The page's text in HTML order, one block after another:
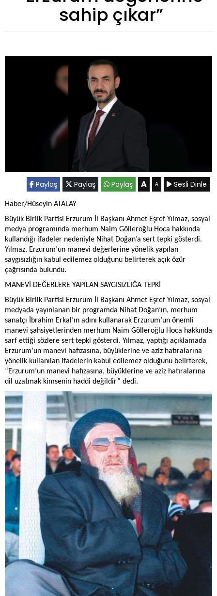
sahip çıkar”
Paylaş Paylaş Paylaş A A Sesli Dinle
Haber/Hüseyin ATALAY
Büyük Birlik Partisi Erzurum İl Başkanı Ahmet Eşref Yılmaz, sosyal
medya programında merhum Naim Gölleroğlu Hoca hakkında
kullandığı ifadeler nedeniyle Nihat Doğan’a sert tepki gösterdi.
Yılmaz, Erzurum’un manevi değerlerine yönelik yapılan
saygısızlığın kabul edilemez olduğunu belirterek açık özür
çağrısında bulundu.
MANEVİ DEĞERLERE YAPILAN SAYGISIZLIĞA TEPKİ
Büyük Birlik Partisi Erzurum İl Başkanı Ahmet Eşref Yılmaz, sosyal
medyada yayınlanan bir programda Nihat Doğan’ın, merhum
sanatçı İbrahim Erkal’ın adını kullanarak Erzurum’un önemli
manevi şahsiyetlerinden merhum Naim Gölleroğlu Hoca hakkında
sarf ettiği sözlere sert tepki gösterdi. Yılmaz, yaptığı açıklamada
Erzurum’un manevi hafızasına, büyüklerine ve aziz hatıralarına
yönelik kullanılan ifadelerin kabul edilemez olduğunu belirterek,
“Erzurum’un manevi hafızasına, büyüklerine ve aziz hatıralarına
dil uzatmak kimsenin haddi değildir” dedi.